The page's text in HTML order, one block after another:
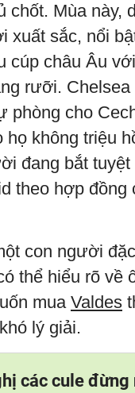
chốt. Mùa này,
xuất sắc, nổi
cúp châu Âu
rưỡi. Chelsea
phòng cho
họ không triệu
đang bắt tuyệt
theo hợp đồng
con người
thể hiểu rõ về
mua Valdes
lý giải.
các cule đừng